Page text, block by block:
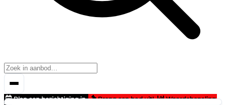
Plan een bezichtiging in Breng een bod uit!
Waardebepaling